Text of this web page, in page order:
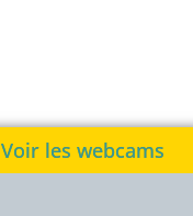
Voir les webcams